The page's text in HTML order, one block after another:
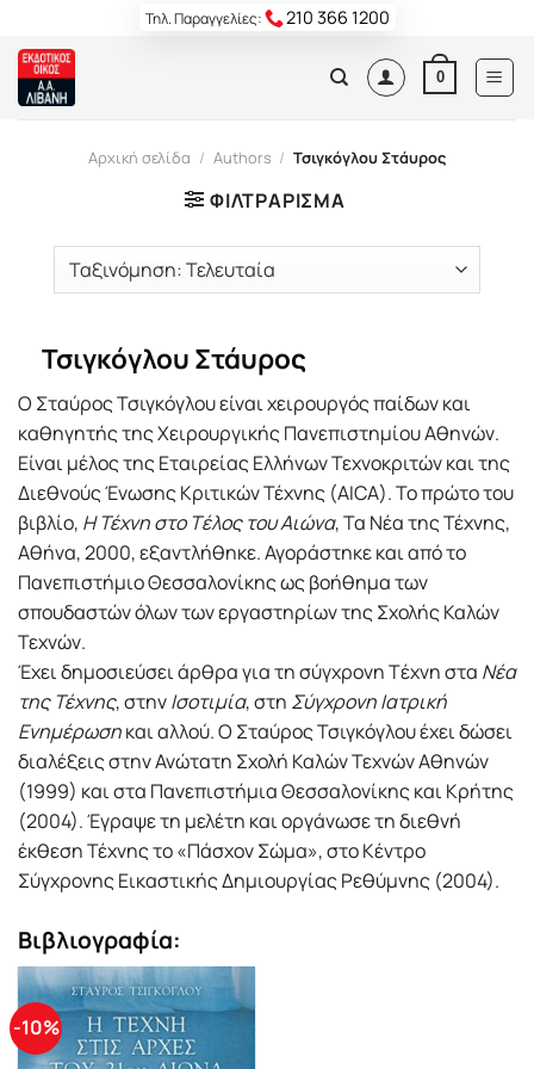
content
Τηλ. Παραγγελίες: 210 366 1200
0
Αρχική σελίδα / Authors / Τσιγκόγλου Στάυρος
ΦΙΛΤΡΆΡΙΣΜΑ
Τσιγκόγλου Στάυρος
Ο Σταύρος Τσιγκόγλου είναι χειρουργός παίδων και
καθηγητής της Χειρουργικής Πανεπιστημίου Αθηνών.
Είναι μέλος της Εταιρείας Ελλήνων Τεχνοκριτών και της
Διεθνούς Ένωσης Κριτικών Τέχνης (ΑICA). Το πρώτο του
βιβλίο, Η Τέχνη στο Tέλος του Aιώνα, Τα Νέα της Τέχνης,
Αθήνα, 2000, εξαντλήθηκε. Αγοράστηκε και από το
Πανεπιστήμιο Θεσσαλονίκης ως βοήθημα των
σπουδαστών όλων των εργαστηρίων της Σχολής Καλών
Τεχνών.
Έχει δημοσιεύσει άρθρα για τη σύγχρονη Tέχνη στα Νέα
της Τέχνης, στηνΙσοτιμία, στη Σύγχρονη Ιατρική
Ενημέρωσηκαι αλλού. Ο Σταύρος Τσιγκόγλου έχει δώσει
διαλέξεις στην Ανώτατη Σχολή Καλών Τεχνών Αθηνών
(1999) και στα Πανεπιστήμια Θεσσαλονίκης και Κρήτης
(2004). Έγραψε τη μελέτη και οργάνωσε τη διεθνή
έκθεση Τέχνης το «Πάσχον Σώμα», στο Κέντρο
Σύγχρονης Εικαστικής Δημιουργίας Ρεθύμνης (2004).
Βιβλιογραφία:
-10%